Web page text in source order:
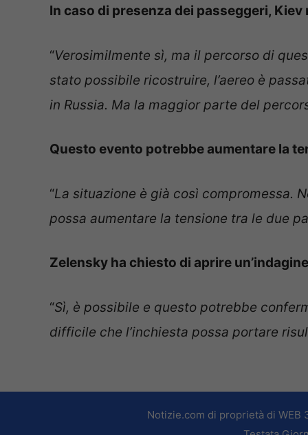
In caso di presenza dei passeggeri,
“Verosimilmente sì, ma il percorso di
stato possibile ricostruire, l’aereo è
in Russia. Ma la maggior parte del
Questo evento potrebbe aumentare la
“La situazione è già così compromessa.
possa aumentare la tensione tra le due
Zelensky ha chiesto di aprire
“Sì, è possibile e questo potrebbe
difficile che l’inchiesta possa portare
Notizie.com di proprietà di WEB